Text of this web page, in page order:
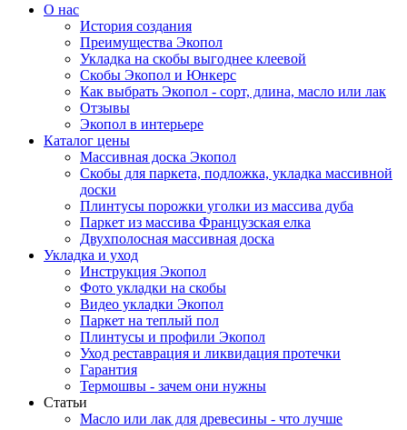
О нас
История создания
Преимущества Экопол
Укладка на скобы выгоднее клеевой
Скобы Экопол и Юнкерс
Как выбрать Экопол - сорт, длина, масло или лак
Отзывы
Экопол в интерьере
Каталог цены
Массивная доска Экопол
Скобы для паркета, подложка, укладка массивной
доски
Плинтусы порожки уголки из массива дуба
Паркет из массива Французская елка
Двухполосная массивная доска
Укладка и уход
Инструкция Экопол
Фото укладки на скобы
Видео укладки Экопол
Паркет на теплый пол
Плинтусы и профили Экопол
Уход реставрация и ликвидация протечки
Гарантия
Термошвы - зачем они нужны
Статьи
Масло или лак для древесины - что лучше